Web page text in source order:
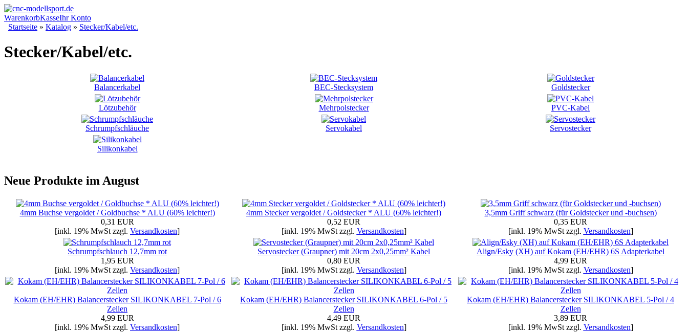
WarenkorbKasseIhr Konto
Startseite » Katalog » Stecker/Kabel/etc.
Stecker/Kabel/etc.
Balancerkabel BEC-Stecksystem Goldstecker
Lötzubehör Mehrpolstecker PVC-Kabel
Schrumpfschläuche Servokabel Servostecker
Silikonkabel
Neue Produkte im August
4mm Buchse vergoldet / Goldbuchse * ALU (60% leichter!)
0,31 EUR
[inkl. 19% MwSt zzgl. Versandkosten]
4mm Stecker vergoldet / Goldstecker * ALU (60% leichter!)
0,52 EUR
[inkl. 19% MwSt zzgl. Versandkosten]
3,5mm Griff schwarz (für Goldstecker und -buchsen)
0,35 EUR
[inkl. 19% MwSt zzgl. Versandkosten]
Schrumpfschlauch 12,7mm rot
1,95 EUR
[inkl. 19% MwSt zzgl. Versandkosten]
Servostecker (Graupner) mit 20cm 2x0,25mm² Kabel
0,80 EUR
[inkl. 19% MwSt zzgl. Versandkosten]
Align/Esky (XH) auf Kokam (EH/EHR) 6S Adapterkabel
4,99 EUR
[inkl. 19% MwSt zzgl. Versandkosten]
Kokam (EH/EHR) Balancerstecker SILIKONKABEL 7-Pol / 6
Zellen
4,99 EUR
[inkl. 19% MwSt zzgl. Versandkosten]
Kokam (EH/EHR) Balancerstecker SILIKONKABEL 6-Pol / 5
Zellen
4,49 EUR
[inkl. 19% MwSt zzgl. Versandkosten]
Kokam (EH/EHR) Balancerstecker SILIKONKABEL 5-Pol / 4
Zellen
3,89 EUR
[inkl. 19% MwSt zzgl. Versandkosten]